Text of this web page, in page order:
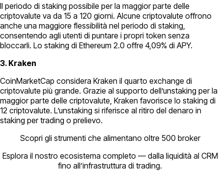
Il periodo di staking possibile per la maggior parte delle
criptovalute va da 15 a 120 giorni. Alcune criptovalute offrono
anche una maggiore flessibilità nel periodo di staking,
consentendo agli utenti di puntare i propri token senza
bloccarli. Lo staking di Ethereum 2.0 offre 4,09% di APY.
3. Kraken
CoinMarketCap considera Kraken il quarto exchange di
criptovalute più grande. Grazie al supporto dell’unstaking per la
maggior parte delle criptovalute, Kraken favorisce lo staking di
12 criptovalute. L’unstaking si riferisce al ritiro del denaro in
staking per trading o prelievo.
Scopri gli strumenti che alimentano oltre 500 broker
Esplora il nostro ecosistema completo — dalla liquidità al CRM
fino all’infrastruttura di trading.